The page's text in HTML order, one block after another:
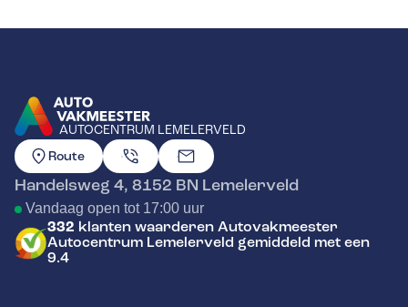
AUTOCENTRUM LEMELERVELD
GA NAAR DE HOMEPAGINA
Route
Handelsweg 4, 8152 BN Lemelerveld
Vandaag open tot 17:00 uur
332 klanten waarderen Autovakmeester
Autocentrum Lemelerveld gemiddeld met een
9.4